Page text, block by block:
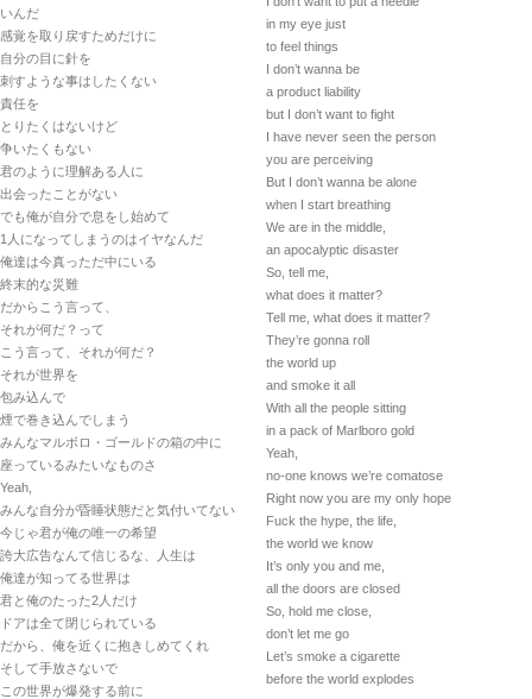
いんだ
感覚を取り戻すためだけに
自分の目に針を
刺すような事はしたくない
責任を
とりたくはないけど
争いたくもない
君のように理解ある人に
出会ったことがない
でも俺が自分で息をし始めて
1人になってしまうのはイヤなんだ
俺達は今真っただ中にいる
終末的な災難
だからこう言って、
それが何だ？って
こう言って、それが何だ？
それが世界を
包み込んで
煙で巻き込んでしまう
みんなマルボロ・ゴールドの箱の中に
座っているみたいなものさ
Yeah,
みんな自分が昏睡状態だと気付いてない
今じゃ君が俺の唯一の希望
誇大広告なんて信じるな、人生は
俺達が知ってる世界は
君と俺のたった2人だけ
ドアは全て閉じられている
だから、俺を近くに抱きしめてくれ
そして手放さないで
この世界が爆発する前に
in my eye just
to feel things
I don’t wanna be
a product liability
but I don’t want to fight
I have never seen the person
you are perceiving
But I don’t wanna be alone
when I start breathing
We are in the middle,
an apocalyptic disaster
So, tell me,
what does it matter?
Tell me, what does it matter?
They’re gonna roll
the world up
and smoke it all
With all the people sitting
in a pack of Marlboro gold
Yeah,
no-one knows we’re comatose
Right now you are my only hope
Fuck the hype, the life,
the world we know
It’s only you and me,
all the doors are closed
So, hold me close,
don’t let me go
Let’s smoke a cigarette
before the world explodes